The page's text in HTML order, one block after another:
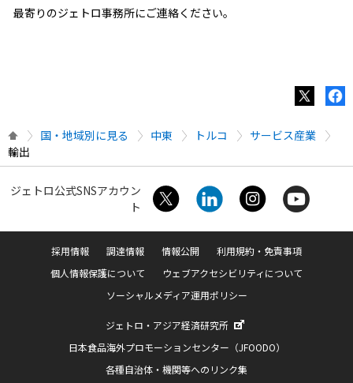
最寄りのジェトロ事務所にご連絡ください。
国・地域別に見る 中東 トルコ
サービス産業
輸出
ジェトロ公式SNSアカウン
ト
採用情報 調達情報 情報公開
利用規約・免責事項
個人情報保護について
ウェブアクセシビリティについて
ソーシャルメディア運用ポリシー
ジェトロ・アジア経済研究所
日本食品海外プロモーションセンター（JFOODO）
各種自治体・機関等へのリンク集